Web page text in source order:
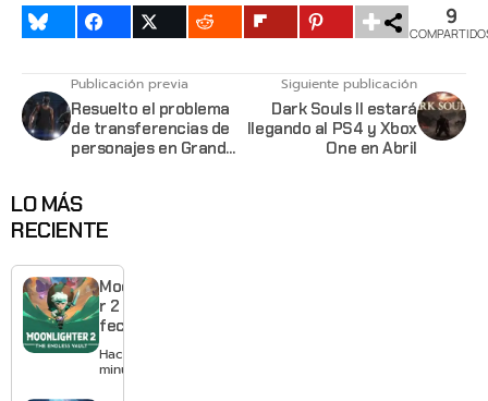
9
Publicación previa
Resuelto el problema
de transferencias de
personajes en Grand
Siguiente publicación
Dark Souls II estará
llegando al PS4 y Xbox
One en Abril
LO MÁS
RECIENTE
Moonlighte
r 2 ya tiene
fecha y
puedes
quedarte
Hace 7
minutos